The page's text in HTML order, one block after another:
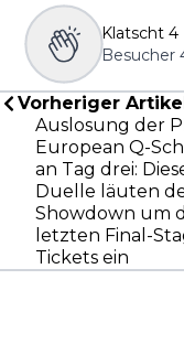
Klatscht 4
Besucher
Vorheriger
Auslosung der
European Q-
an Tag drei:
Duelle läuten
Showdown um
letzten Final-
Tickets ein